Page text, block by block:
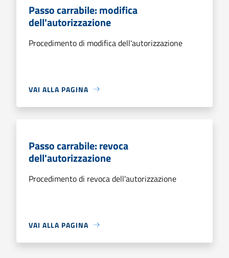
Passo carrabile: modifica
dell'autorizzazione
Procedimento di modifica dell'autorizzazione
VAI ALLA PAGINA
Passo carrabile: revoca
dell'autorizzazione
Procedimento di revoca dell'autorizzazione
VAI ALLA PAGINA